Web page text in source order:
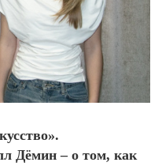
Дёмин – о том, как